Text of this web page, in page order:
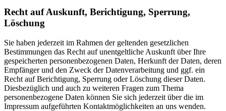
Recht auf Auskunft, Berichtigung, Sperrung,
Löschung
Sie haben jederzeit im Rahmen der geltenden gesetzlichen
Bestimmungen das Recht auf unentgeltliche Auskunft über Ihre
gespeicherten personenbezogenen Daten, Herkunft der Daten, deren
Empfänger und den Zweck der Datenverarbeitung und ggf. ein
Recht auf Berichtigung, Sperrung oder Löschung dieser Daten.
Diesbezüglich und auch zu weiteren Fragen zum Thema
personenbezogene Daten können Sie sich jederzeit über die im
Impressum aufgeführten Kontaktmöglichkeiten an uns wenden.